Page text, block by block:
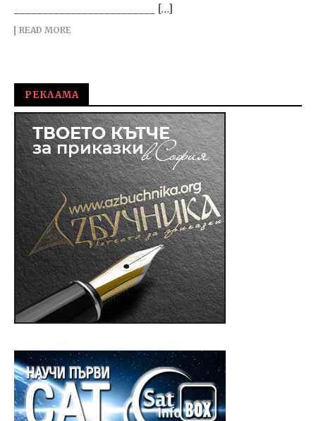
_________________________ […]
READ MORE
РЕКЛАМА